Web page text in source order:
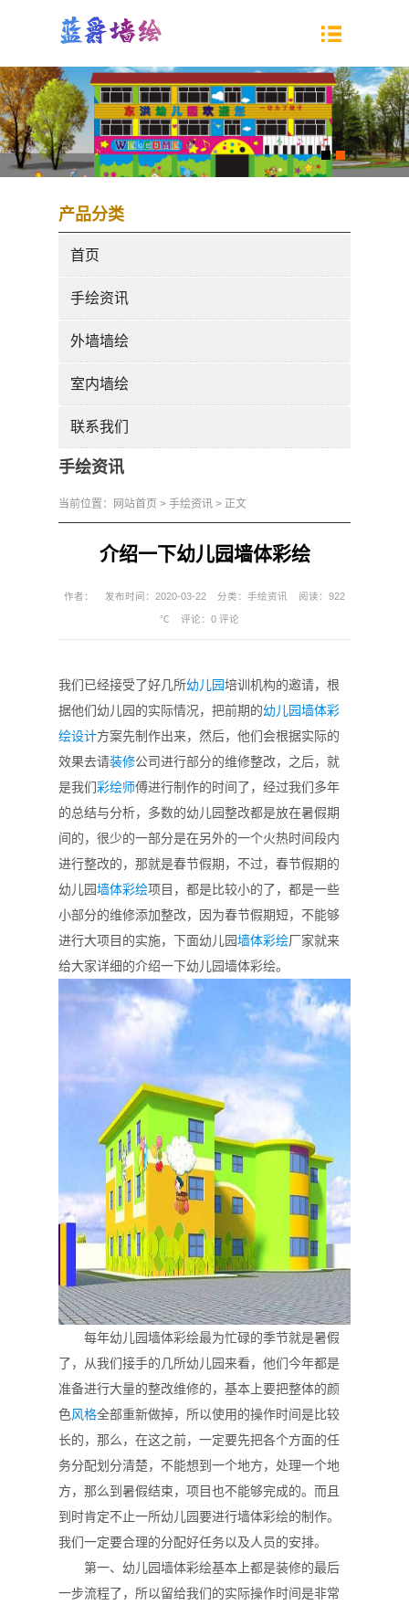
产品分类
首页
手绘资讯
外墙墙绘
室内墙绘
联系我们
手绘资讯
当前位置： 网站首页 > 手绘资讯 > 正文
介绍一下幼儿园墙体彩绘
作者： 发布时间：2020-03-22 分类： 手绘资讯 阅读：922
℃ 评论： 0 评论
我们已经接受了好几所幼儿园培训机构的邀请，根
据他们幼儿园的实际情况，把前期的幼儿园墙体彩
绘设计方案先制作出来，然后，他们会根据实际的
效果去请装修公司进行部分的维修整改，之后，就
是我们彩绘师傅进行制作的时间了，经过我们多年
的总结与分析，多数的幼儿园整改都是放在暑假期
间的，很少的一部分是在另外的一个火热时间段内
进行整改的，那就是春节假期，不过，春节假期的
幼儿园墙体彩绘项目，都是比较小的了，都是一些
小部分的维修添加整改，因为春节假期短，不能够
进行大项目的实施，下面幼儿园墙体彩绘厂家就来
给大家详细的介绍一下幼儿园墙体彩绘。
每年幼儿园墙体彩绘最为忙碌的季节就是暑假
了，从我们接手的几所幼儿园来看，他们今年都是
准备进行大量的整改维修的，基本上要把整体的颜
色风格全部重新做掉，所以使用的操作时间是比较
长的，那么，在这之前，一定要先把各个方面的任
务分配划分清楚，不能想到一个地方，处理一个地
方，那么到暑假结束，项目也不能够完成的。而且
到时肯定不止一所幼儿园要进行墙体彩绘的制作。
我们一定要合理的分配好任务以及人员的安排。
第一、幼儿园墙体彩绘基本上都是装修的最后
一步流程了，所以留给我们的实际操作时间是非常